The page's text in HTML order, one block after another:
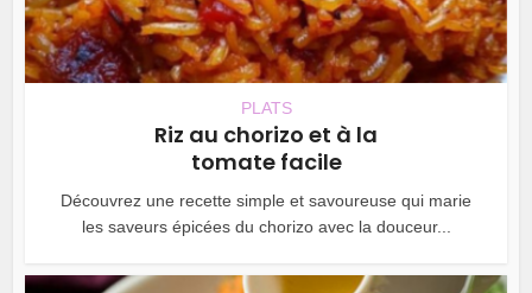
PLATS
Riz au chorizo et à la
tomate facile
Découvrez une recette simple et savoureuse qui marie
les saveurs épicées du chorizo avec la douceur...